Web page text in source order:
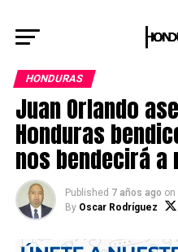
HONDURAS
Juan Orlando
Honduras
nos bendecirá
Published 7 años ago on
By Oscar Rodríguez